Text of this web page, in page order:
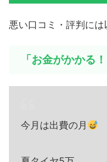
悪い口コミ・評判には
「お金がかかる
今月は出費の月